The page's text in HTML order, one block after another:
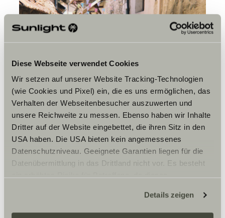
Diese Webseite verwendet Cookies
Wir setzen auf unserer Website Tracking-Technologien
(wie Cookies und Pixel) ein, die es uns ermöglichen, das
Verhalten der Webseitenbesucher auszuwerten und
unsere Reichweite zu messen. Ebenso haben wir Inhalte
Dritter auf der Website eingebettet, die ihren Sitz in den
USA haben. Die USA bieten kein angemessenes
Datenschutzniveau. Geeignete Garantien liegen für die
Datenübermittlung in das Drittland nicht vor. Es besteht
zustehen. Eingesetzte Dienstleister können Daten für
eigene Zwecke verarbeiten und mit anderen Daten
Details zeigen